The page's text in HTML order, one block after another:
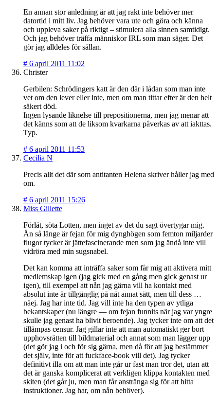
En annan stor anledning är att jag rakt inte behöver mer
datortid i mitt liv. Jag behöver vara ute och göra och känna
och uppleva saker på riktigt – stimulera alla sinnen samtidigt.
Och jag behöver träffa människor IRL som man säger. Det
gör jag alldeles för sällan.
# 6 april 2011 11:02
Christer
Gerbilen: Schrödingers katt är den där i lådan som man inte
vet om den lever eller inte, men om man tittar efter är den helt
säkert död.
Ingen lysande liknelse till prepositionerna, men jag menar att
det känns som att de liksom kvarkarna påverkas av att iakttas.
Typ.
# 6 april 2011 11:53
Cecilia N
Precis allt det där som antitanten Helena skriver håller jag med
om.
# 6 april 2011 15:26
Miss Gillette
Förlåt, söta Lotten, men inget av det du sagt övertygar mig.
Än så länge är fejan för mig dynghögen som femton miljarder
flugor tycker är jättefascinerande men som jag ändå inte vill
vidröra med min sugsnabel.
Det kan komma att inträffa saker som får mig att aktivera mitt
medlemskap igen (jag gick med en gång men gick genast ur
igen), till exempel att nån jag gärna vill ha kontakt med
absolut inte är tillgänglig på nåt annat sätt, men till dess …
näej. Jag har inte tid. Jag vill inte ha den typen av ytliga
bekantskaper (nu längre — om fejan funnits när jag var yngre
skulle jag genast ha blivit beroende). Jag tycker inte om att det
tillämpas censur. Jag gillar inte att man automatiskt ger bort
upphovsrätten till bildmaterial och annat som man lägger upp
(det gör jag i och för sig gärna, men då för att jag bestämmer
det själv, inte för att fuckface-book vill det). Jag tycker
definitivt illa om att man inte går ur fast man tror det, utan att
det är ganska komplicerat att verkligen klippa kontakten med
skiten (det går ju, men man får anstränga sig för att hitta
instruktioner. Jag har, om nån behöver).